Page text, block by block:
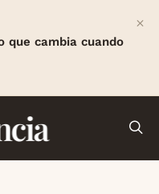
que cambia cuando
×